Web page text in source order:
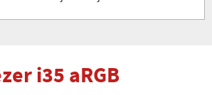
i35 aRGB